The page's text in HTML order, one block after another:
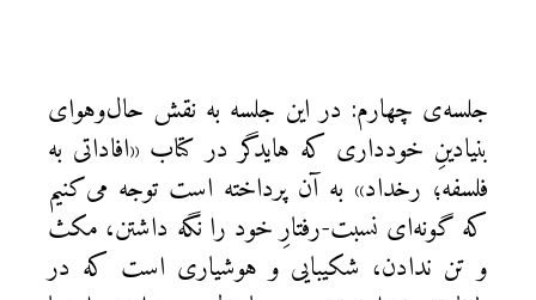
جلسه‌ی چهارم: در اين جلسه به نقش حال‌وهوای
بنيادينِ خودداری كه هايدگر در كتاب «افاداتی به
فلسفه؛ رخداد» به آن پرداخته است توجه می‌كنيم
که گونه‌ای نسبت-رفتارِ خود را نگه داشتن، مکث
و تن ندادن، شکيبايی و هوشياری است كه در